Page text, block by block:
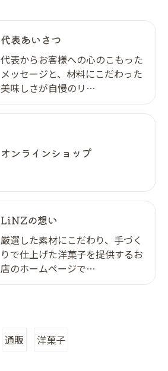
代表あいさつ
代表からお客様への心のこもった
メッセージと、材料にこだわった
美味しさが自慢のリ…
オンラインショップ
LiNZの想い
厳選した素材にこだわり、手づく
りで仕上げた洋菓子を提供するお
店のホームページで…
通販 洋菓子